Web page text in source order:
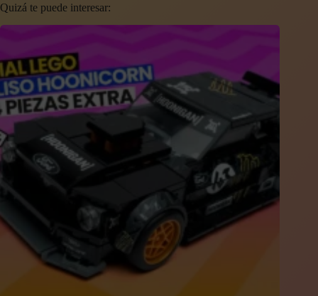
Quizá te puede interesar: